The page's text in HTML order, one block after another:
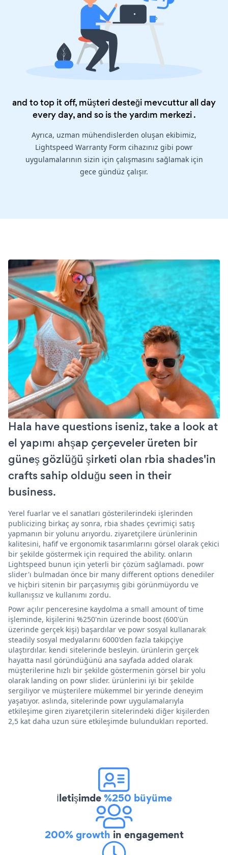
and to top it off, müşteri desteği mevcuttur all day
every day, and so is theyardım merkezi.
Ayrıca, uzman mühendislerden oluşan ekibimiz,
Lightspeed Warranty Form cihazınız gibi powr
uygulamalarının sizin için çalışmasını sağlamak için
gece gündüz çalışır.
Hala have questions iseniz, take a look at
el yapımı ahşap çerçeveler üreten bir
güneş gözlüğü şirketi olan rbia shades'in
crafts sahip olduğu seen in their
business.
Yerel fuarlar ve el sanatları gösterilerindeki işlerinden
publicizing birkaç ay sonra, rbia shades çevrimiçi satış
yapmanın bir yolunu arıyordu. ziyaretçilere ürünlerinin
kalitesini, hafif ve ergonomik tasarımlarını görsel olarak çekici
bir şekilde göstermek için required the ability. onların
Lightspeed bunun için yeterli bir çözüm sağlamadı. powr
slider'ı bulmadan önce bir many different options denediler
ve hiçbiri sitenin bir parçasıymış gibi görünmüyordu ve
kullanışsız ve kullanımı zordu.
Powr açılır penceresine kaydolma a small amount of time
işleminde, kişilerini %250'nin üzerinde boost (600'ün
üzerinde gerçek kişi) başardılar ve powr sosyal kullanarak
steadily sosyal medyalarını 6000'den fazla takipçiye
ulaştırdılar. kendi sitelerinde besleyin. ürünlerin gerçek
hayatta nasıl göründüğünü ana sayfada added olarak
müşterilerine hızlı bir şekilde göstermenin görsel bir yolu
olarak landing on powr slider. ürünlerini iyi bir şekilde
sergiliyor ve müşterilere mükemmel bir yerinde deneyim
yaşatıyor. aslında, sitelerinde powr uygulamalarıyla
etkileşime giren ziyaretçilerin sitelerindeki diğer kişilerden
2,5 kat daha uzun süre etkileşimde bulundukları reported.
İletişimde%250 büyüme
200% growth in engagement